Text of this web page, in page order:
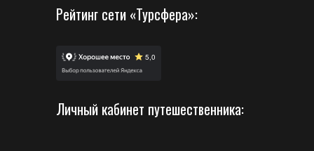
Рейтинг сети «Турсфера»:
Личный кабинет путешественника: